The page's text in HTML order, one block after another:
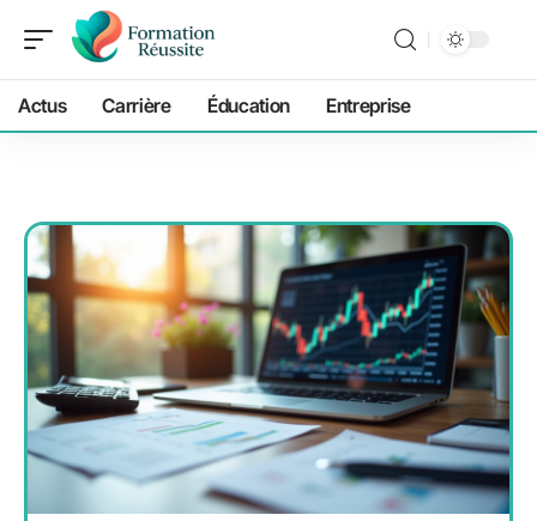
Actus Carrière Éducation Entreprise